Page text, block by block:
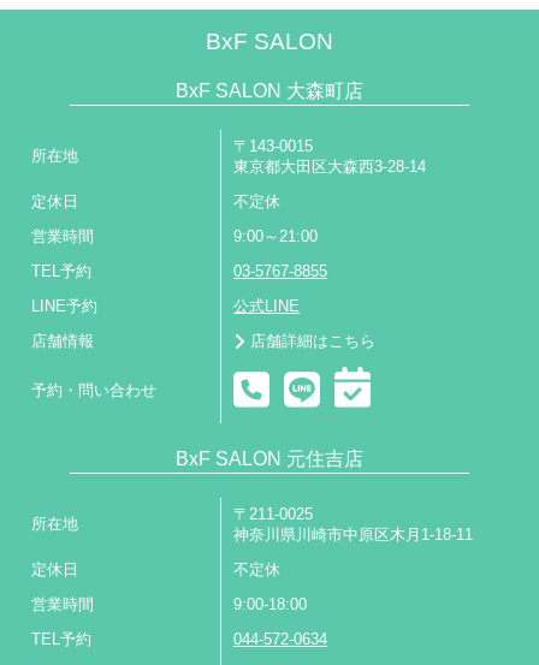
BxF SALON
BxF SALON 大森町店
所在地
〒143-0015
東京都大田区大森西3-28-14
定休日 不定休
営業時間 9:00～21:00
TEL予約 03-5767-8855
LINE予約 公式LINE
店舗情報 店舗詳細はこちら
予約・問い合わせ
BxF SALON 元住吉店
所在地
〒211-0025
神奈川県川崎市中原区木月1-18-11
定休日 不定休
営業時間 9:00-18:00
TEL予約 044-572-0634